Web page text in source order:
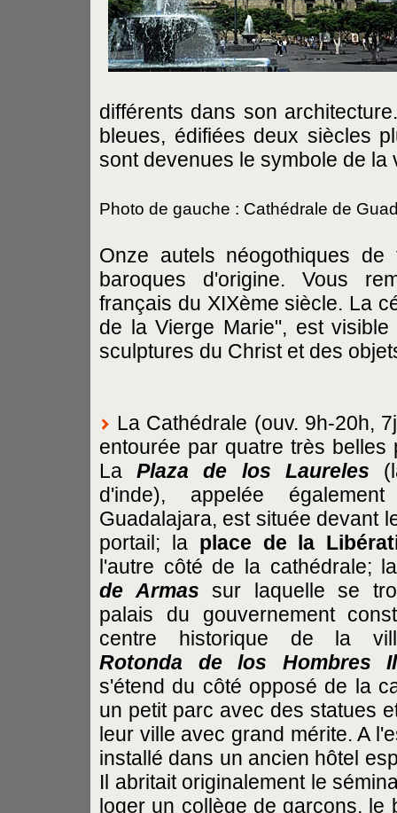
différents dans son
bleues, édifiées deux siècles
sont devenues le symbole de la
Photo de gauche : Cathédrale de
Onze autels néogothiques
baroques d'origine. Vous
français du XIXème siècle. La
de la Vierge Marie", est
sculptures du Christ et des
La Cathédrale (ouv. 9h-20h,
entourée par quatre très belles
LaPlaza de los Laureles
d'inde), appelée
Guadalajara, est située devant
portail; la place de la
l'autre côté de la cathédrale;
de Armas sur laquelle se
palais du gouvernement
centre historique de la
Rotonda de los Hombres
s'étend du côté opposé de la
un petit parc avec des statues
leur ville avec grand mérite. A
installé dans un ancien hôtel
Il abritait originalement le
loger un collège de garçons, le